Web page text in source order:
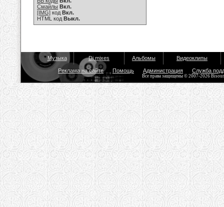
Смайлы Вкл.
[IMG] код Вкл.
HTML код Выкл.
Музыка Dj mixes Альбомы Видеоклипы
Реклама на сайте Помощь Администрация Служба
Все права защищены © 2007-2026